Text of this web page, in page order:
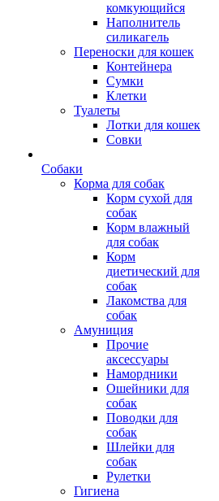
комкующийся
Наполнитель
силикагель
Переноски для кошек
Контейнера
Сумки
Клетки
Туалеты
Лотки для кошек
Совки
Собаки
Корма для собак
Корм сухой для
собак
Корм влажный
для собак
Корм
диетический для
собак
Лакомства для
собак
Амуниция
Прочие
аксессуары
Намордники
Ошейники для
собак
Поводки для
собак
Шлейки для
собак
Рулетки
Гигиена